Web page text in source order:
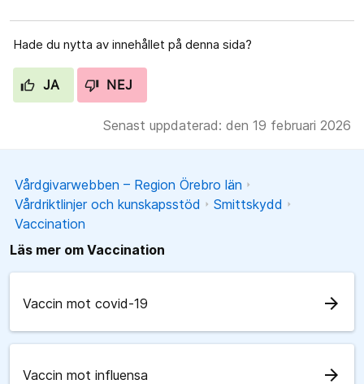
Hade du nytta av innehållet på denna sida?
JA NEJ
Senast uppdaterad: den 19 februari 2026
Vårdgivarwebben – Region Örebro län
Vårdriktlinjer och kunskapsstöd
Smittskydd
Vaccination
Läs mer om Vaccination
Vaccin mot covid-19 arrow_forward
Vaccin mot influensa arrow_forward